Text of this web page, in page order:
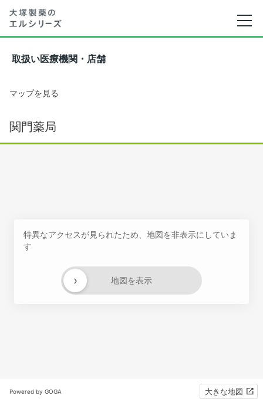
取扱い医療機関・店舗
マップを見る
関門薬局
特異なアクセスが見られたため、地図を非表示にしていま
す
地図を表示
›
Powered by GOGA 大きな地図